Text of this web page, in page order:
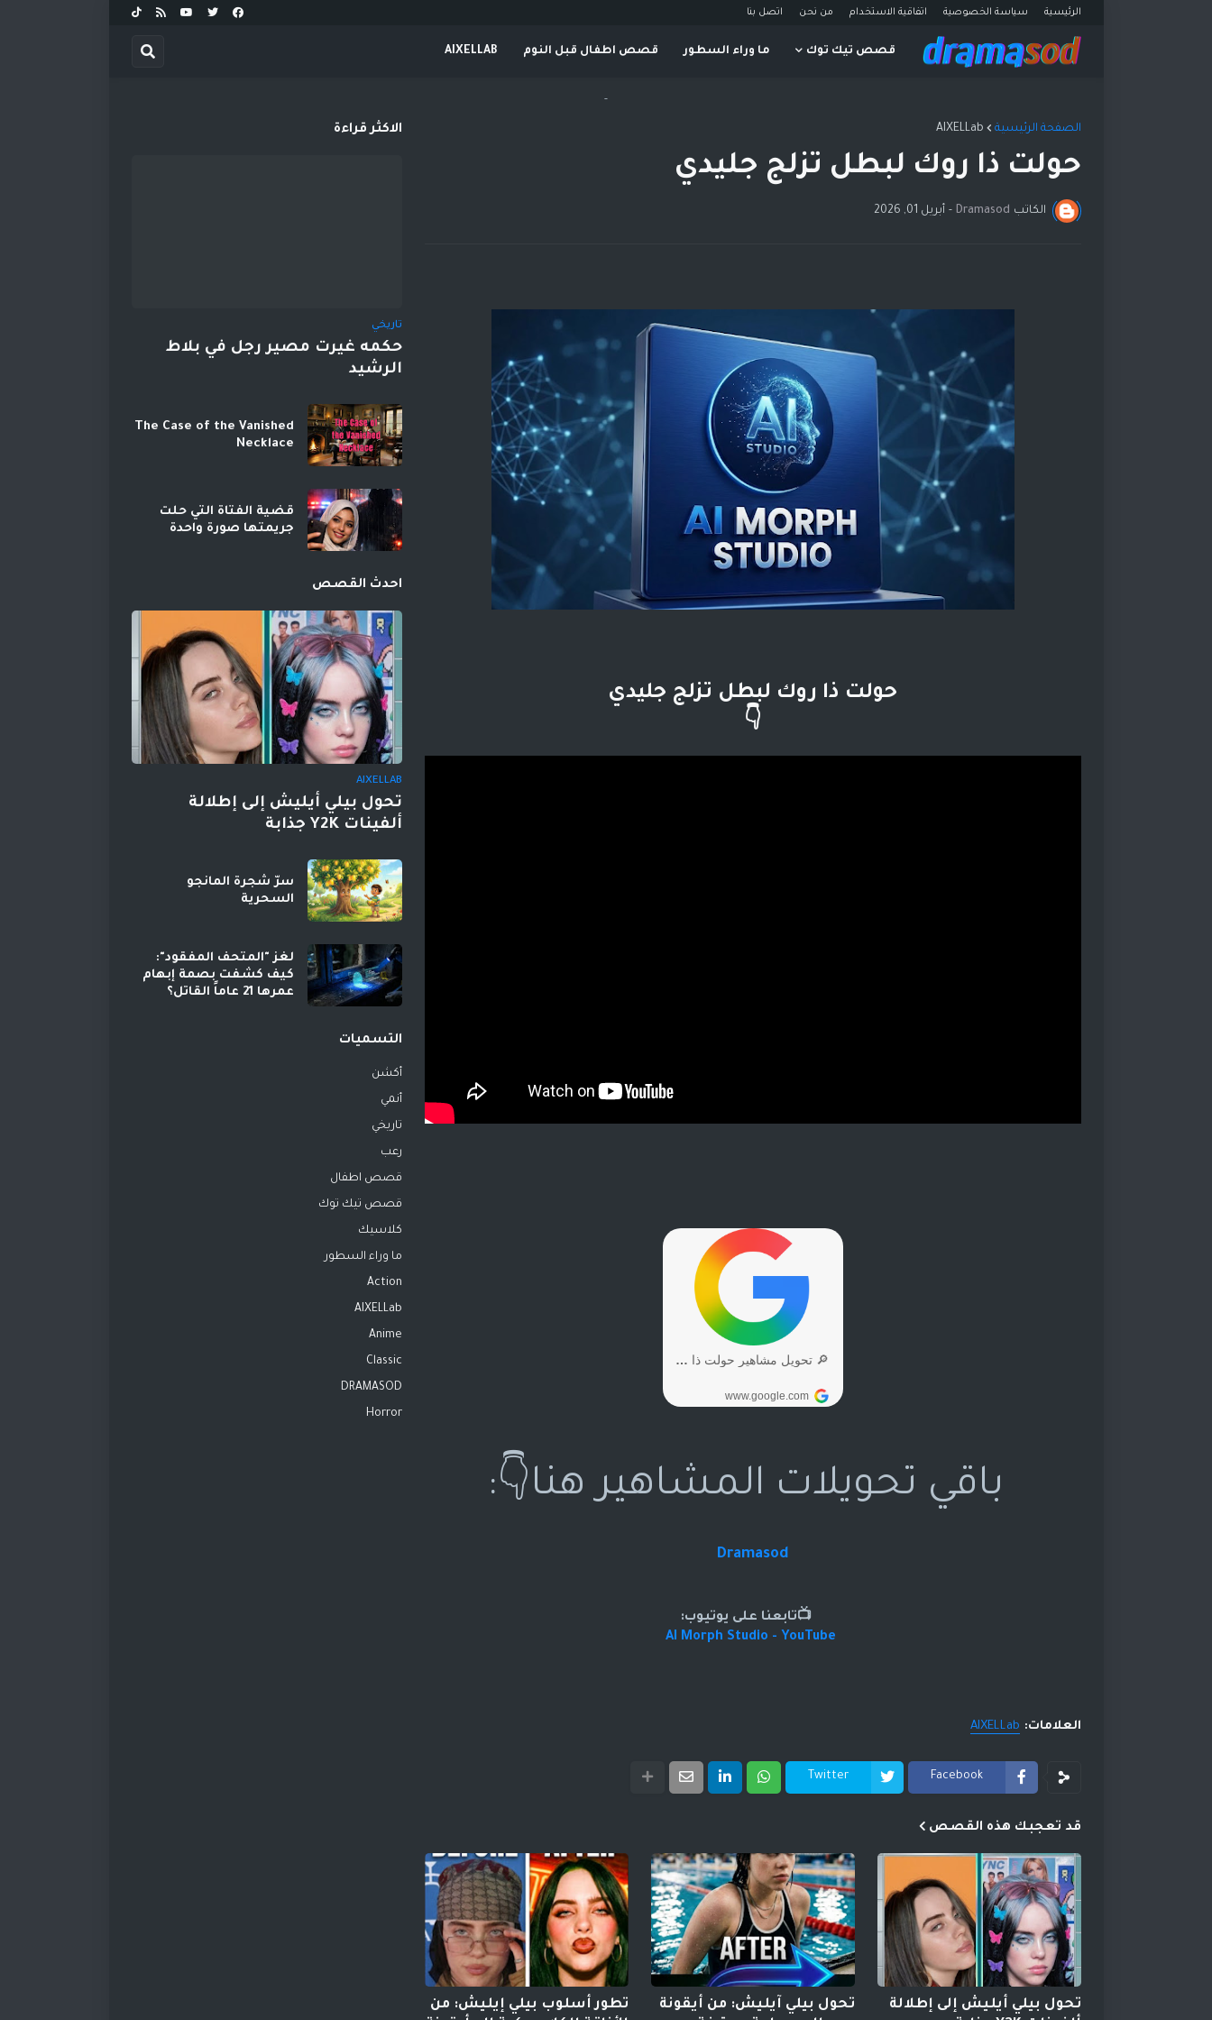
الرئيسية سياسة الخصوصية اتفاقية الاستخدام من نحن اتصل بنا
قصص تيك توك ما وراء السطور قصص اطفال قبل النوم AIXELLAB
-
الصفحة الرئيسية AIXELLab
حولت ذا روك لبطل تزلج جليدي
الكاتب Dramasod
- أبريل 01, 2026
حولت ذا روك لبطل تزلج جليدي
👇
باقي تحويلات المشاهير هنا👇:
Dramasod
📺تابعنا على يوتيوب:
AI Morph Studio - YouTube
العلامات: AIXELLab
Facebook
Twitter
قد تعجبك هذه القصص
تحول بيلي أيليش إلى إطلالة
تحول بيلي آيليش: من أيقونة
تطور أسلوب بيلي إيليش: من
الاكثر قراءة
تاريخي
حكمه غيرت مصير رجل في بلاط
الرشيد
The Case of the Vanished
Necklace
قضية الفتاة التي حلت
جريمتها صورة واحدة
احدث القصص
AIXELLAB
تحول بيلي أيليش إلى إطلالة
ألفينات Y2K جذابة
سرّ شجرة المانجو
السحرية
لغز "المتحف المفقود":
كيف كشفت بصمة إبهام
عمرها 21 عاماً القاتل؟
التسميات
أكشن
أنمي
تاريخي
رعب
قصص اطفال
قصص تيك توك
كلاسيك
ما وراء السطور
Action
AIXELLab
Anime
Classic
DRAMASOD
Horror